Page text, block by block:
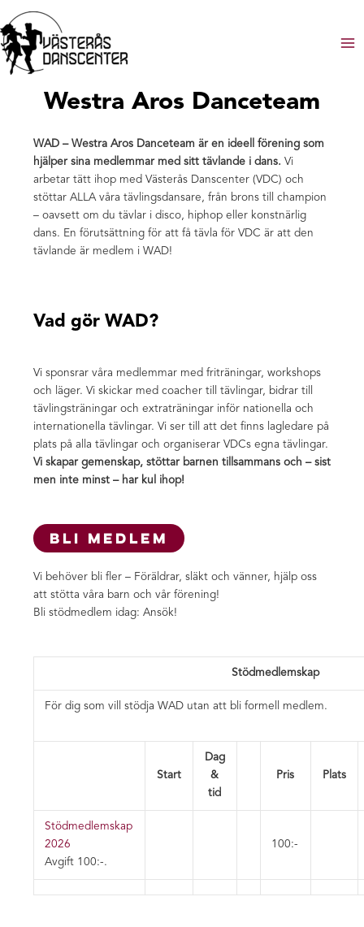
till
innehåll
Westra Aros Danceteam
WAD – Westra Aros Danceteam är en ideell förening som
hjälper sina medlemmar med sitt tävlande i dans. Vi
arbetar tätt ihop med Västerås Danscenter (VDC) och
stöttar ALLA våra tävlingsdansare, från brons till champion
– oavsett om du tävlar i disco, hiphop eller konstnärlig
dans. En förutsättning för att få tävla för VDC är att den
tävlande är medlem i WAD!
Vad gör WAD?
Vi sponsrar våra medlemmar med friträningar, workshops
och läger. Vi skickar med coacher till tävlingar, bidrar till
tävlingsträningar och extraträningar inför nationella och
internationella tävlingar. Vi ser till att det finns lagledare på
plats på alla tävlingar och organiserar VDCs egna tävlingar.
Vi skapar gemenskap, stöttar barnen tillsammans och – sist
men inte minst – har kul ihop!
BLI MEDLEM
Vi behöver bli fler – Föräldrar, släkt och vänner, hjälp oss
att stötta våra barn och vår förening!
Bli stödmedlem idag: Ansök!
Stödmedlemskap
För dig som vill stödja WAD utan att bli formell medlem.
Start
Dag
&
tid
Pris Plats
Stödmedlemskap
2026
Avgift 100:-.
100:-